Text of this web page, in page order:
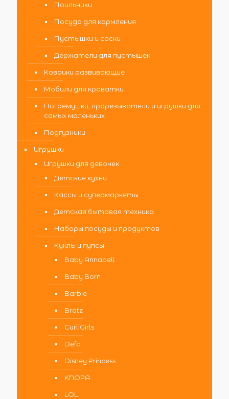
Поильники
Посуда для кормления
Пустышки и соски
Держатели для пустышек
Коврики развивающие
Мобили для кроватки
Погремушки, прорезыватели и игрушки для
самых маленьких
Подгузники
Игрушки
Игрушки для девочек
Детские кухни
Кассы и супермаркеты
Детская бытовая техника
Наборы посуды и продуктов
Куклы и пупсы
Baby Annabell
Baby Born
Barbie
Bratz
CurliGirls
Defa
Disney Princess
KNOPA
LOL